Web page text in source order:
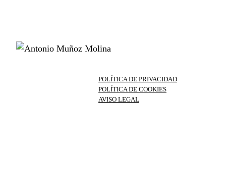
POLÍTICA DE PRIVACIDAD
POLÍTICA DE COOKIES
AVISO LEGAL